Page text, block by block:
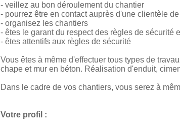
- veillez au bon déroulement du chantier
- pourrez être en contact auprès d'une clientèle
- organisez les chantiers
- êtes le garant du respect des règles de sécurité
- êtes attentifs aux règles de sécurité
Vous êtes à même d'effectuer tous types de
chape et mur en béton. Réalisation d'enduit,
Dans le cadre de vos chantiers, vous serez à
Votre profil :